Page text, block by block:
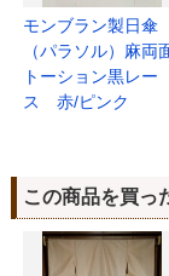
モンブラン製日傘
（パラソル）麻両
トーション黒レー
ス 赤/ピンク
この商品を買っ